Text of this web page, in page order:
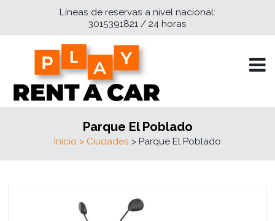
Líneas de reservas a nivel nacional:
3015391821 / 24 horas
Parque El Poblado
Inicio > Ciudades > Parque El Poblado